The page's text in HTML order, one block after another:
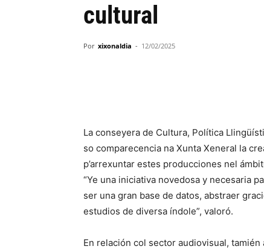
cultural
Por xixonaldia - 12/02/2025
La conseyera de Cultura, Política
so comparecencia na Xunta Xeneral la
p’arrexuntar estes producciones nel
“Ye una iniciativa novedosa y necesaria
ser una gran base de datos, abstraer
estudios de diversa índole”, valoró.
En relación col sector audiovisual,